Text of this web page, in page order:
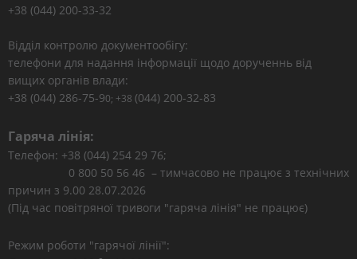
+38 (044) 200-33-32
Відділ контролю документообігу:
телефони для надання інформації щодо дорученнь від
вищих органів влади:
+38 (044) 286-75-90; +38 (044) 200-32-83
Гаряча лінія:
Телефон: +38 (044) 254 29 76;
0 800 50 56 46 – тимчасово не працює з технічних
причин з 9.00 28.07.2026
(Під час повітряної тривоги "гаряча лінія" не працює)
Режим роботи "гарячої лінії":